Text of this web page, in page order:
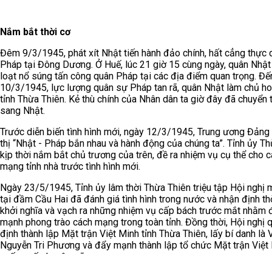
Nắm bắt thời cơ
Đêm 9/3/1945, phát xít Nhật tiến hành đảo chính, hất cẳng thực
Pháp tại Đông Dương. Ở Huế, lúc 21 giờ 15 cùng ngày, quân
loạt nổ súng tấn công quân Pháp tại các địa điểm quan trọng.
10/3/1945, lực lượng quân sự Pháp tan rã, quân Nhật làm chủ
tỉnh Thừa Thiên. Kẻ thù chính của Nhân dân ta giờ đây đã chuyển
sang Nhật.
Trước diễn biến tình hình mới, ngày 12/3/1945, Trung ương Đảng
thị “Nhật - Pháp bắn nhau và hành động của chúng ta”. Tỉnh ủy
kịp thời nắm bắt chủ trương của trên, đề ra nhiệm vụ cụ thể cho
mạng tỉnh nhà trước tình hình mới.
Ngày 23/5/1945, Tỉnh ủy lâm thời Thừa Thiên triệu tập Hội nghị
tại đầm Cầu Hai đã đánh giá tình hình trong nước và nhận định
khởi nghĩa và vạch ra những nhiệm vụ cấp bách trước mắt nhằm
mạnh phong trào cách mạng trong toàn tỉnh. Đồng thời, Hội nghị
định thành lập Mặt trận Việt Minh tỉnh Thừa Thiên, lấy bí danh là
Nguyễn Tri Phương và đẩy mạnh thành lập tổ chức Mặt trận Việt